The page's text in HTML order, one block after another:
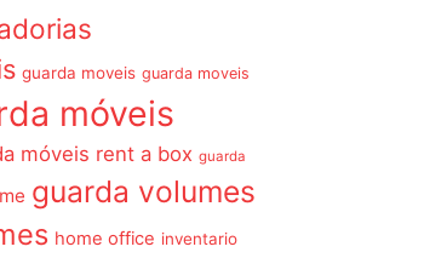
guarda moveis guarda moveis
móveis
móveis rent a box guarda
guarda volumes
home office inventario